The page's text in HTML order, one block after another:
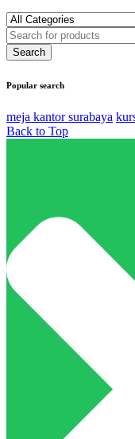
Popular search
meja kantor surabaya
Back to Top